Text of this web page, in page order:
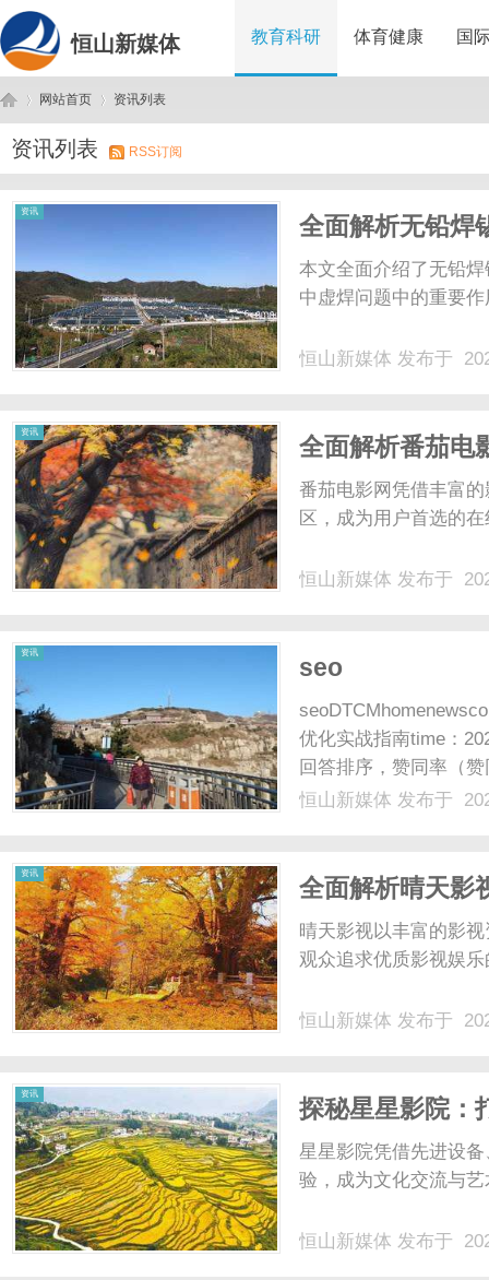
恒山新媒体 教育科研 体育健康 国
恒 ›
网站首页
›
资讯列表
资讯列表 RSS订阅
资讯
全面解析无铅焊
键技术
本文全面介绍了无铅
中虚焊问题中的重要
恒山新媒体 发布于
资讯
全面解析番茄电
番茄电影网凭借丰富
区，成为用户首选的
恒山新媒体 发布于
资讯
seo
优化实战指南time：
回答排序，赞同率（
著压低排名。90%以
恒山新媒体 发布于
资讯
全面解析晴天影
晴天影视以丰富的影
观众追求优质影视娱
恒山新媒体 发布于
资讯
探秘星星影院：
星星影院凭借先进设
验，成为文化交流与
恒山新媒体 发布于